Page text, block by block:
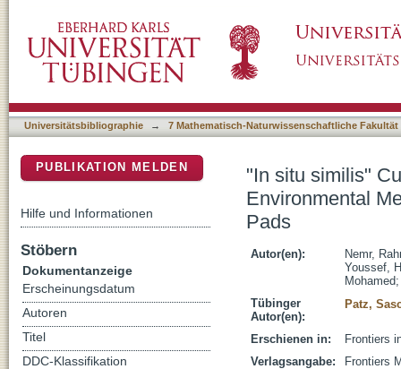
Plant Leaf Blades as Nutritional Pads
Universitätsbibliographie → 7 Mathematisch-Naturwissenschaftliche Fakultät
"In situ similis"
Environmental
Pads
Autor(en):
Nemr,
Youssef,
Mohamed
Tübinger
Autor(en):
Patz,
Erschienen in:
Frontiers
Verlagsangabe:
Frontiers
PUBLIKATION MELDEN
Hilfe und Informationen
Stöbern
Dokumentanzeige
Erscheinungsdatum
Autoren
Titel
DDC-Klassifikation